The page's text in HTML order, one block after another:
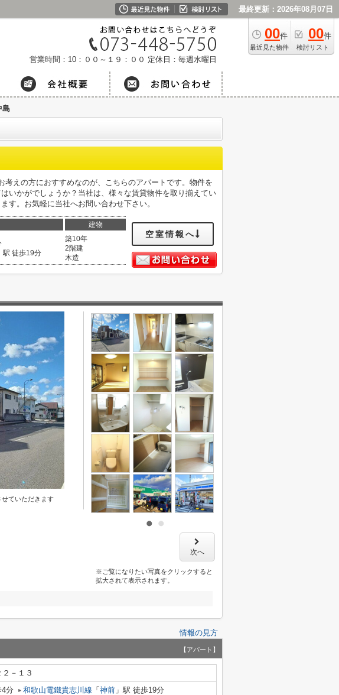
最終更新：2026年08月07日
00件
最近見た物件
00件
検討リスト
営業時間：10：００～１９：００ 定休日：毎週水曜日
島
えの方におすすめなのが、こちらのアパートです。物件を
いかがでしょうか？当社は、様々な賃貸物件を取り揃えてい
す。お気軽に当社へお問い合わせ下さい。
建物
駅 徒歩19分
築10年
2階建
木造
空室情報へ
ていただきます
次へ
※ご覧になりたい写真をクリックすると
拡大されて表示されます。
情報の見方
【アパート】
２－１３
4分 和歌山電鐵貴志川線 「 神前 」駅 徒歩19分